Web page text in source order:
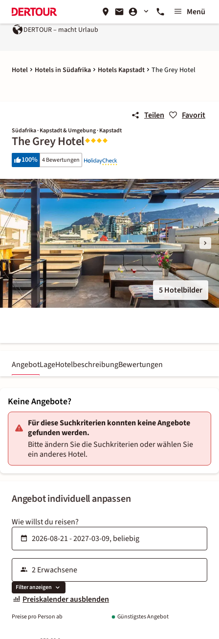
Menü
DERTOUR – macht Urlaub
Hotel Hotels in Südafrika Hotels Kapstadt The Grey Hotel
Teilen Favorit
Südafrika · Kapstadt & Umgebung · Kapstadt
The Grey Hotel
100% 4 Bewertungen
5 Hotelbilder
AngebotLageHotelbeschreibungBewertungen
Angebot individuell anpassen
Wie willst du reisen?
Filter anzeigen
Preiskalender ausblenden
Preise pro Person ab Günstigstes Angebot
Keine Angebote?
Für diese Suchkriterien konnten keine Angebote
gefunden werden.
Bitte ändern Sie die Suchkriterien oder wählen Sie
ein anderes Hotel.